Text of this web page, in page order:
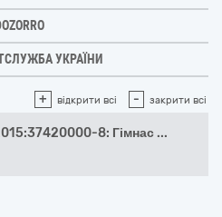
УКРАЇНИ
+ відкрити всі - закрити всі
8: Гімнас ...